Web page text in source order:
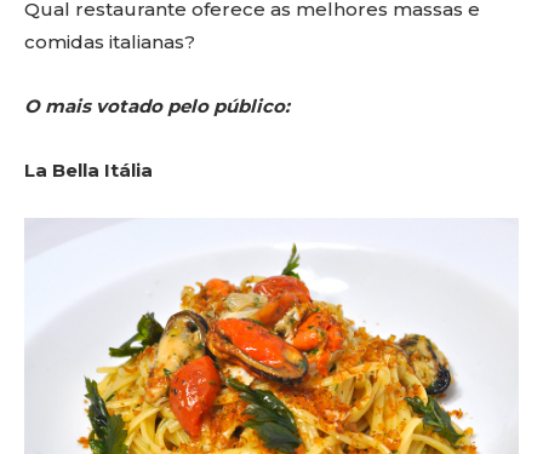
Qual restaurante oferece as melhores massas e
comidas italianas?
O mais votado pelo público:
La Bella Itália